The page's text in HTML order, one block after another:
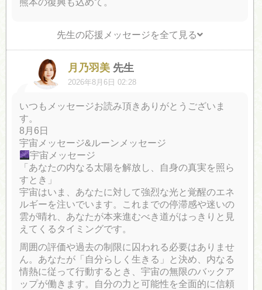
先生の応援メッセージを全て見る
月乃羽美 先生
2026年8月6日 02:28
いつもメッセージお読み頂きありがとうございま
す。
8月6日
宇宙メッセージ&ルーンメッセージ
宇宙メッセージ
「あなたの内なる太陽を解放し、自身の真実を照ら
すとき」
宇宙はいま、あなたに対して強烈な光と覚醒のエネ
ルギーを注いでいます。これまでの停滞感や迷いの
雲が晴れ、あなたが本来進むべき道がはっきりと見
えてくるタイミングです。
周囲の評価や過去の制限に囚われる必要はありませ
ん。あなたが「自分らしく生きる」と決め、内なる
情熱に従って行動するとき、宇宙の無限のバックア
ップが働きます。自分の力と可能性を全面的に信頼